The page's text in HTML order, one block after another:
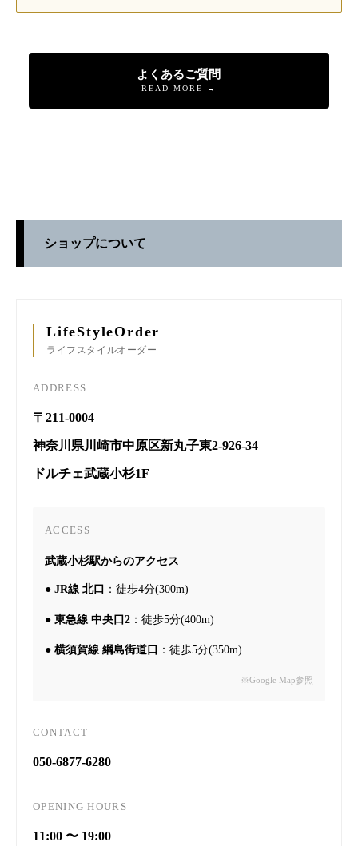
よくあるご質問
READ MORE →
ショップについて
LifeStyleOrder
ライフスタイルオーダー
ADDRESS
〒211-0004
神奈川県川崎市中原区新丸子東2-926-34
ドルチェ武蔵小杉1F
ACCESS
武蔵小杉駅からのアクセス
● JR線 北口 ：徒歩4分(300m)
● 東急線 中央口2 ：徒歩5分(400m)
● 横須賀線 綱島街道口 ：徒歩5分(350m)
※Google Map参照
CONTACT
050-6877-6280
OPENING HOURS
11:00 〜 19:00